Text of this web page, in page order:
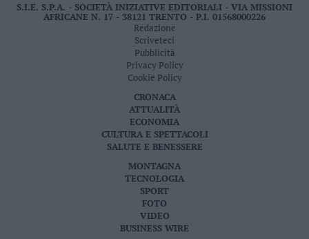
S.I.E. S.P.A. - SOCIETÀ INIZIATIVE EDITORIALI - VIA MISSIONI
AFRICANE N. 17 - 38121 TRENTO - P.I. 01568000226
Redazione
Scriveteci
Pubblicità
Privacy Policy
Cookie Policy
CRONACA
ATTUALITÀ
ECONOMIA
CULTURA E SPETTACOLI
SALUTE E BENESSERE
MONTAGNA
TECNOLOGIA
SPORT
FOTO
VIDEO
BUSINESS WIRE